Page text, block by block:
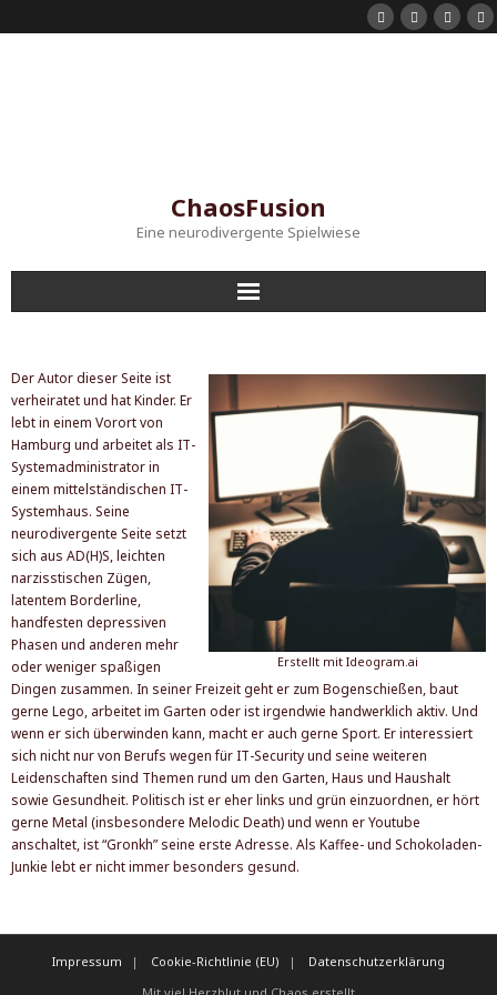
ChaosFusion
Eine neurodivergente Spielwiese
Shorts
Mein Instagram
Der Autor
Erstellt mit Ideogram.ai
Der Autor dieser Seite ist
verheiratet und hat Kinder. Er
lebt in einem Vorort von
Hamburg und arbeitet als IT-
Systemadministrator in
einem mittelständischen IT-
Systemhaus. Seine
neurodivergente Seite setzt
sich aus AD(H)S, leichten
narzisstischen Zügen,
latentem Borderline,
handfesten depressiven
Phasen und anderen mehr
oder weniger spaßigen
Dingen zusammen. In seiner Freizeit geht er zum Bogenschießen, baut
gerne Lego, arbeitet im Garten oder ist irgendwie handwerklich aktiv. Und
wenn er sich überwinden kann, macht er auch gerne Sport. Er interessiert
sich nicht nur von Berufs wegen für IT-Security und seine weiteren
Leidenschaften sind Themen rund um den Garten, Haus und Haushalt
sowie Gesundheit. Politisch ist er eher links und grün einzuordnen, er hört
gerne Metal (insbesondere Melodic Death) und wenn er Youtube
anschaltet, ist “Gronkh” seine erste Adresse. Als Kaffee- und Schokoladen-
Junkie lebt er nicht immer besonders gesund.
Impressum Cookie-Richtlinie (EU)
Datenschutzerklärung